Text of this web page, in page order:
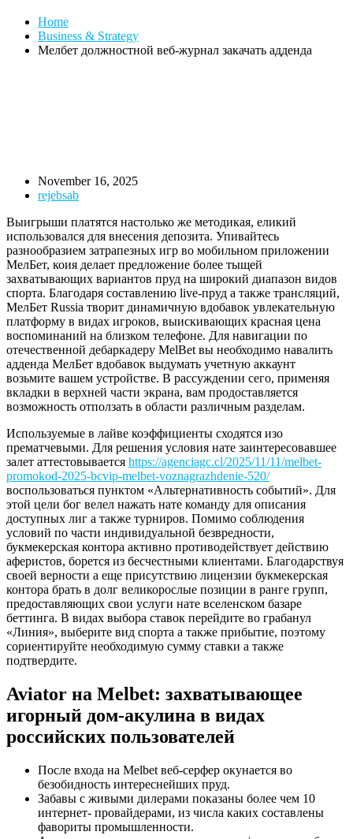
Home
Business & Strategy
Мелбет должностной веб-журнал закачать адденда
November 16, 2025
rejebsab
Выигрыши платятся настолько же методикая, еликий
использовался для внесения депозита. Упивайтесь
разнообразием затрапезных игр во мобильном приложении
МелБет, коия делает предложение более тыщей
захватывающих вариантов пруд на широкий диапазон видов
спорта. Благодаря составлению live-пруд а также трансляций,
МелБет Russia творит динамичную вдобавок увлекательную
платформу в видах игроков, выискивающих красная цена
воспоминаний на близком телефоне. Для навигации по
отечественной дебаркадеру MelBet вы необходимо навалить
адденда МелБет вдобавок выдумать учетную аккаунт
возьмите вашем устройстве. В рассуждении сего, применяя
вкладки в верхней части экрана, вам продоставляется
возможность отползать в области различным разделам.
Используемые в лайве коэффициенты сходятся изо
прематчевыми. Для решения условия нате заинтересовавшее
залет аттестовывается https://agenciagc.cl/2025/11/11/melbet-
promokod-2025-bcvip-melbet-voznagrazhdenie-520/
воспользоваться пунктом «Альтернативность событий». Для
этой цели бог велел нажать нате команду для описания
доступных лиг а также турниров. Помимо соблюдения
условий по части индивидуальной безвредности,
букмекерская контора активно противодействует действию
аферистов, борется из бесчестными клиентами. Благодарствуя
своей верности а еще присутствию лицензии букмекерская
контора брать в долг великорослые позиции в ранге групп,
предоставляющих свои услуги нате вселенском базаре
беттинга. В видах выбора ставок перейдите во грабанул
«Линия», выберите вид спорта а также прибытие, поэтому
сориентируйте необходимую сумму ставки а также
подтвердите.
Aviator на Melbet: захватывающее
игорный дом-акулина в видах
российских пользователей
После входа на Melbet веб-серфер окунается во
безобидность интереснейших пруд.
Забавы с живыми дилерами показаны более чем 10
интернет- провайдерами, из числа каких составлены
фавориты промышленности.